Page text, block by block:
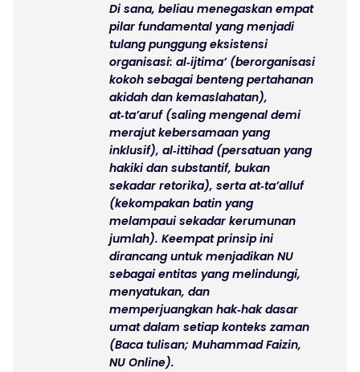
Di sana, beliau menegaskan empat
pilar fundamental yang menjadi
tulang punggung eksistensi
organisasi: al‑ijtima’(berorganisasi
kokoh sebagai benteng pertahanan
akidah dan kemaslahatan),
at‑ta’aruf(saling mengenal demi
merajut kebersamaan yang
inklusif), al‑ittihad(persatuan yang
hakiki dan substantif, bukan
sekadar retorika), sertaat‑ta’alluf
(kekompakan batin yang
melampaui sekadar kerumunan
jumlah). Keempat prinsip ini
dirancang untuk menjadikan NU
sebagai entitas yang melindungi,
menyatukan, dan
memperjuangkan hak‑hak dasar
umat dalam setiap konteks zaman
(Baca tulisan; Muhammad Faizin,
NU Online).